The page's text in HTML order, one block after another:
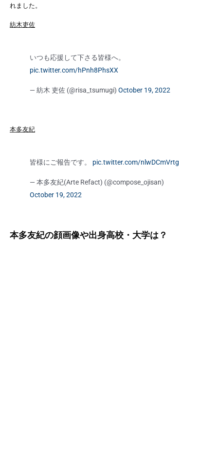
れました。
紡木吏佐
いつも応援して下さる皆様へ。
pic.twitter.com/hPnh8PhsXX
— 紡木 吏佐 (@risa_tsumugi)October 19, 2022
本多友紀
皆様にご報告です。 pic.twitter.com/nlwDCmVrtg
— 本多友紀(Arte Refact) (@compose_ojisan)
October 19, 2022
本多友紀の顔画像や出身高校・大学は？